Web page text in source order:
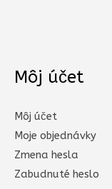
Môj účet
Môj účet
Moje objednávky
Zmena hesla
Zabudnuté heslo